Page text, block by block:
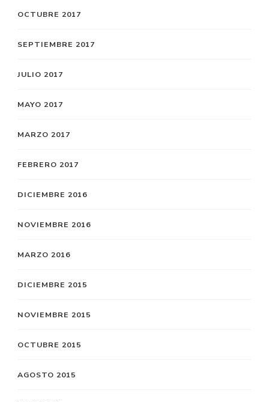
OCTUBRE 2017
SEPTIEMBRE 2017
JULIO 2017
MAYO 2017
MARZO 2017
FEBRERO 2017
DICIEMBRE 2016
NOVIEMBRE 2016
MARZO 2016
DICIEMBRE 2015
NOVIEMBRE 2015
OCTUBRE 2015
AGOSTO 2015